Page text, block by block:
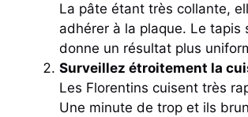
La pâte étant très collante,
adhérer à la plaque. Le tapis
donne un résultat plus
Surveillez étroitement la
Les Florentins cuisent très
Une minute de trop et ils